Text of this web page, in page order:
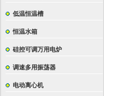
低温恒温槽
恒温水箱
硅控可调万用电炉
调速多用振荡器
电动离心机